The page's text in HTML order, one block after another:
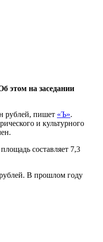
этом на заседании
рублей, пишет «Ъ».
и культурного
составляет 7,3
В прошлом году